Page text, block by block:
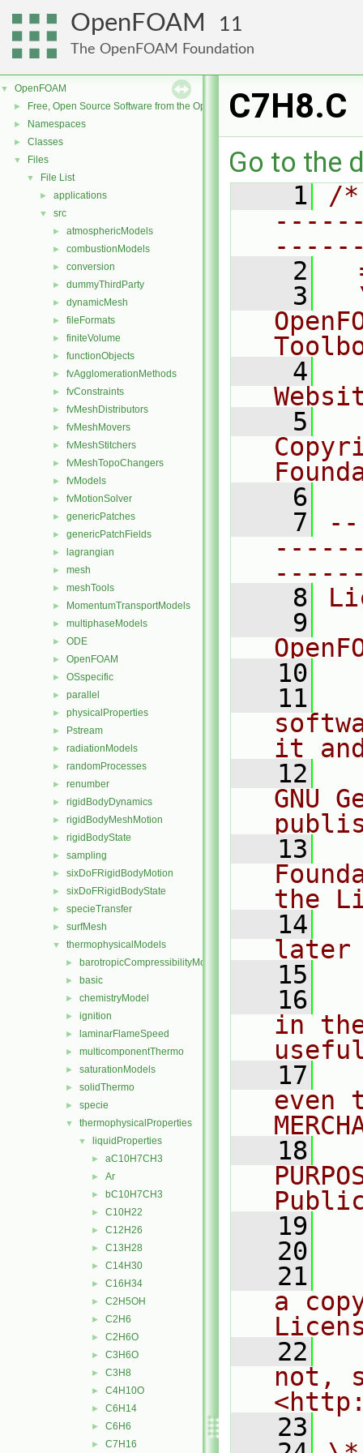
OpenFOAM 11
The OpenFOAM Foundation
▼ OpenFOAM
► Free, Open Source Software from the OpenFOAM Foundation
► Namespaces
► Classes
▼ Files
▼ File List
► applications
▼ src
► atmosphericModels
► combustionModels
► conversion
► dummyThirdParty
► dynamicMesh
► fileFormats
► finiteVolume
► functionObjects
► fvAgglomerationMethods
► fvConstraints
► fvMeshDistributors
► fvMeshMovers
► fvMeshStitchers
► fvMeshTopoChangers
► fvModels
► fvMotionSolver
► genericPatches
► genericPatchFields
► lagrangian
► mesh
► meshTools
► MomentumTransportModels
► multiphaseModels
► ODE
► OpenFOAM
► OSspecific
► parallel
► physicalProperties
► Pstream
► radiationModels
► randomProcesses
► renumber
► rigidBodyDynamics
► rigidBodyMeshMotion
► rigidBodyState
► sampling
► sixDoFRigidBodyMotion
► sixDoFRigidBodyState
► specieTransfer
► surfMesh
▼ thermophysicalModels
► barotropicCompressibilityModel
► basic
► chemistryModel
► ignition
► laminarFlameSpeed
► multicomponentThermo
► saturationModels
► solidThermo
► specie
▼ thermophysicalProperties
▼ liquidProperties
► aC10H7CH3
► Ar
► bC10H7CH3
► C10H22
► C12H26
► C13H28
► C14H30
► C16H34
► C2H5OH
► C2H6
► C2H6O
► C3H6O
► C3H8
► C4H10O
► C6H14
► C6H6
► C7H16
C7H8.C
Go to the
    1
/
    2
    3
    4
    5
    6
    7
    8
    9
   10
   11
it
   12
GNU
   13
the
   14
later
   15
   16
in
   17
even
   18
   19
   20
   21
a
   22
not,
   23